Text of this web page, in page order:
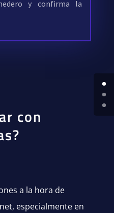
y confirma la
con
a la hora de
especialmente en